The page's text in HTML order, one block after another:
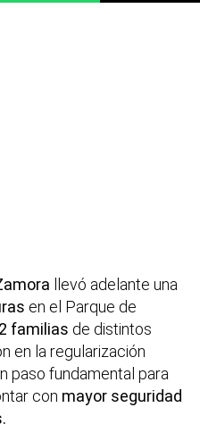
llevó adelante una
en el Parque de
familias de distintos
en la regularización
paso fundamental para
con mayor seguridad